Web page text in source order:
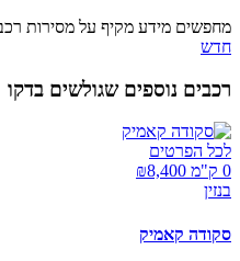
מחפשים מידע מקיף על מסירות
חדש
רכבים נוספים שגולשים בדקו
לכל הפרטים
0 ק"מ ₪
8,400
בנזין
סקודה קאמיק